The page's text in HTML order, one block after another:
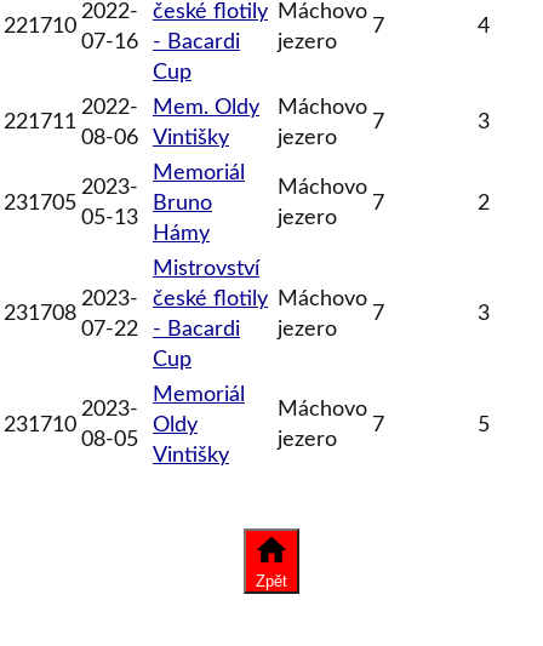
221710
2022-
07-16
české flotily
- Bacardi
Cup
Máchovo
jezero
7 4
221711
2022-
08-06
Mem. Oldy
Vintišky
Máchovo
jezero
7 3
231705
2023-
05-13
Memoriál
Bruno
Hámy
Máchovo
jezero
7 2
231708
2023-
07-22
Mistrovství
české flotily
- Bacardi
Cup
Máchovo
jezero
7 3
231710
2023-
08-05
Memoriál
Oldy
Vintišky
Máchovo
jezero
7 5
Zpět